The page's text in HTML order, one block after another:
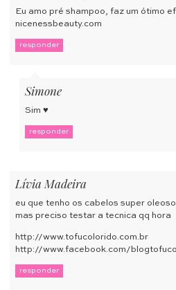
Eu amo pré shampoo, faz um ótimo
nicenessbeauty.com
responder
Simone
Sim ♥
responder
Lívia Madeira
eu que tenho os cabelos super
mas preciso testar a tecnica qq hora
http://www.tofucolorido.com.br
http://www.facebook.com/
responder